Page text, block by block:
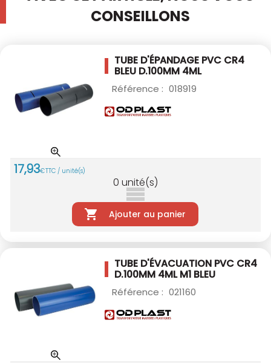
CONSEILLONS
TUBE D'ÉPANDAGE PVC CR4
BLEU D.100MM 4ML
Référence : 018919
17,93€TTC / unité(s)
0 unité(s)
Ajouter au panier
TUBE D'ÉVACUATION PVC CR4
D.100MM 4ML M1 BLEU
Référence : 021160